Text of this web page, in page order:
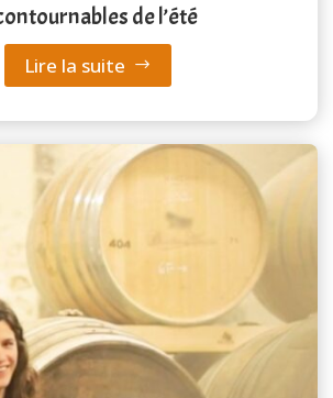
de l’été
Lire la suite